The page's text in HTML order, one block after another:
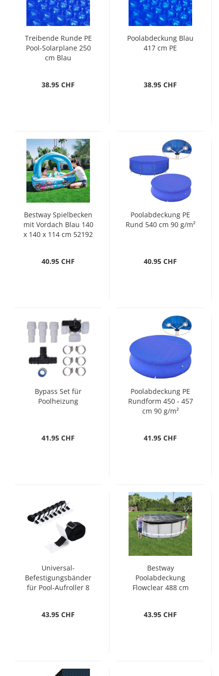
Treibende Runde PE
Pool-Solarplane 250
cm Blau
38.95 CHF
Poolabdeckung Blau
417 cm PE
38.95 CHF
Bestway Spielbecken
mit Vordach Blau 140
x 140 x 114 cm 52192
40.95 CHF
Poolabdeckung PE
Rund 540 cm 90 g/m²
40.95 CHF
Bypass Set für
Poolheizung
41.95 CHF
Poolabdeckung PE
Rundform 450 - 457
cm 90 g/m²
41.95 CHF
Universal-
Befestigungsbänder
für Pool-Aufroller 8
43.95 CHF
Bestway
Poolabdeckung
Flowclear 488 cm
43.95 CHF